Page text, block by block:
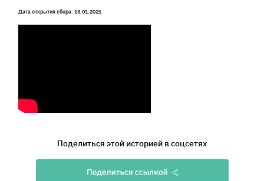
Дата открытия сбора: 13.01.2021
Поделиться этой историей в соцсетях